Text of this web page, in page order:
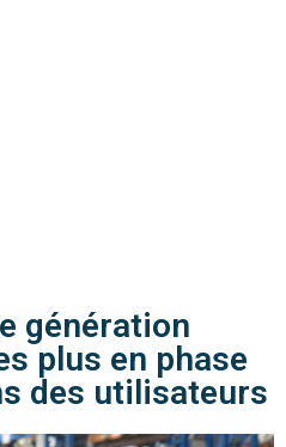
génération
plus en phase
des utilisateurs